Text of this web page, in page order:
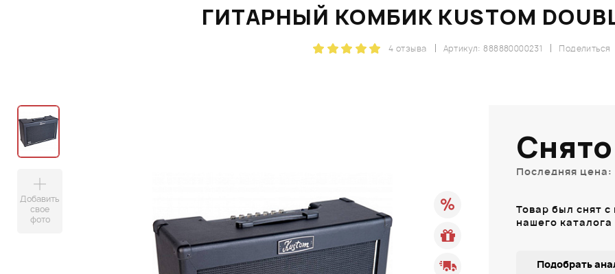
ГИТАРНЫЙ КОМБИК KUSTOM
Поделиться
Артикул: 888880000231
4 отзыва
Добавить
свое
фото
Последняя цена:
Товар был снят
нашего каталога
Подобрать